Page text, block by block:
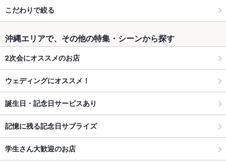
こだわりで絞る
沖縄エリアで、その他の特集・シーンから探す
2次会にオススメのお店
ウェディングにオススメ！
誕生日・記念日サービスあり
記憶に残る記念日サプライズ
学生さん大歓迎のお店